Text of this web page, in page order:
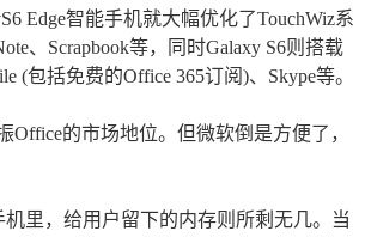
Edge智能手机就大幅优化了TouchWiz系
、Scrapbook等，同时Galaxy S6则搭载
(包括免费的Office 365订阅)、Skype等。
的市场地位。但微软倒是方便了，
里，给用户留下的内存则所剩无几。当